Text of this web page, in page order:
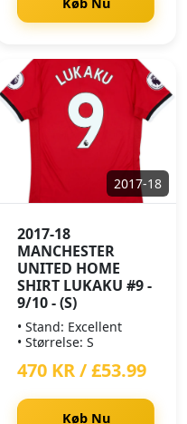
2017-18
2017-18
MANCHESTER
UNITED HOME
SHIRT LUKAKU #9 -
9/10 - (S)
• Stand: Excellent
• Størrelse: S
470 KR / £53.99
Køb Nu